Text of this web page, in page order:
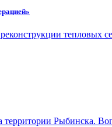
тепловых
территории Рыбинска.